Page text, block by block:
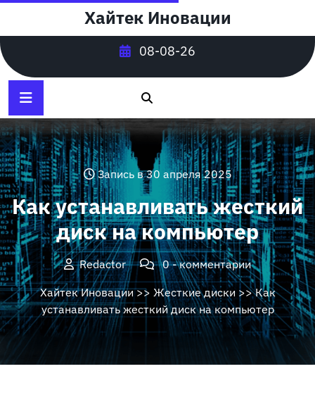
содержимому
Хайтек Иновации
08-08-26
Запись в 30 апреля 2025
Как устанавливать жесткий
диск на компьютер
Redactor
0 - комментарии
Хайтек Иновации>> Жесткие диски >> Как
устанавливать жесткий диск на компьютер